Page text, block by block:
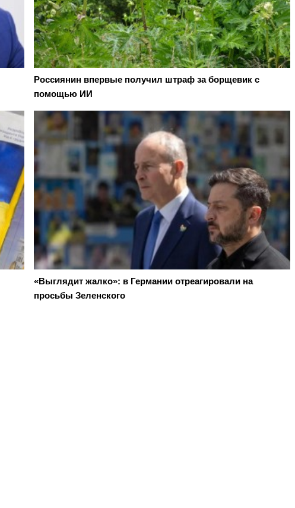
Россиянин впервые получил штраф за борщевик с
помощью ИИ
«Выглядит жалко»: в Германии отреагировали на
просьбы Зеленского